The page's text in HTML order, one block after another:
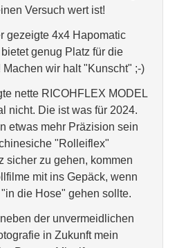
Versuch wert ist!
gezeigte 4x4 Hapomatic
genug Platz für die
wir halt "Kunscht" ;-)
nette RICOHFLEX MODEL
nicht. Die ist was für 2024.
etwas mehr Präzision sein
"Rolleiflex"
sicher zu gehen, kommen
mit ins Gepäck, wenn
die Hose" gehen sollte.
der unvermeidlichen
in Zukunft mein